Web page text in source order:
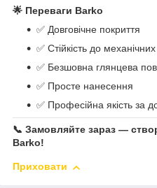
🌟 Переваги Barko
✅ Довговічне покриття
✅ Стійкість до
✅ Безшовна глянцева
✅ Просте нанесення
✅ Професійна якість за
📞 Замовляйте зараз —
Barko!
Приховати